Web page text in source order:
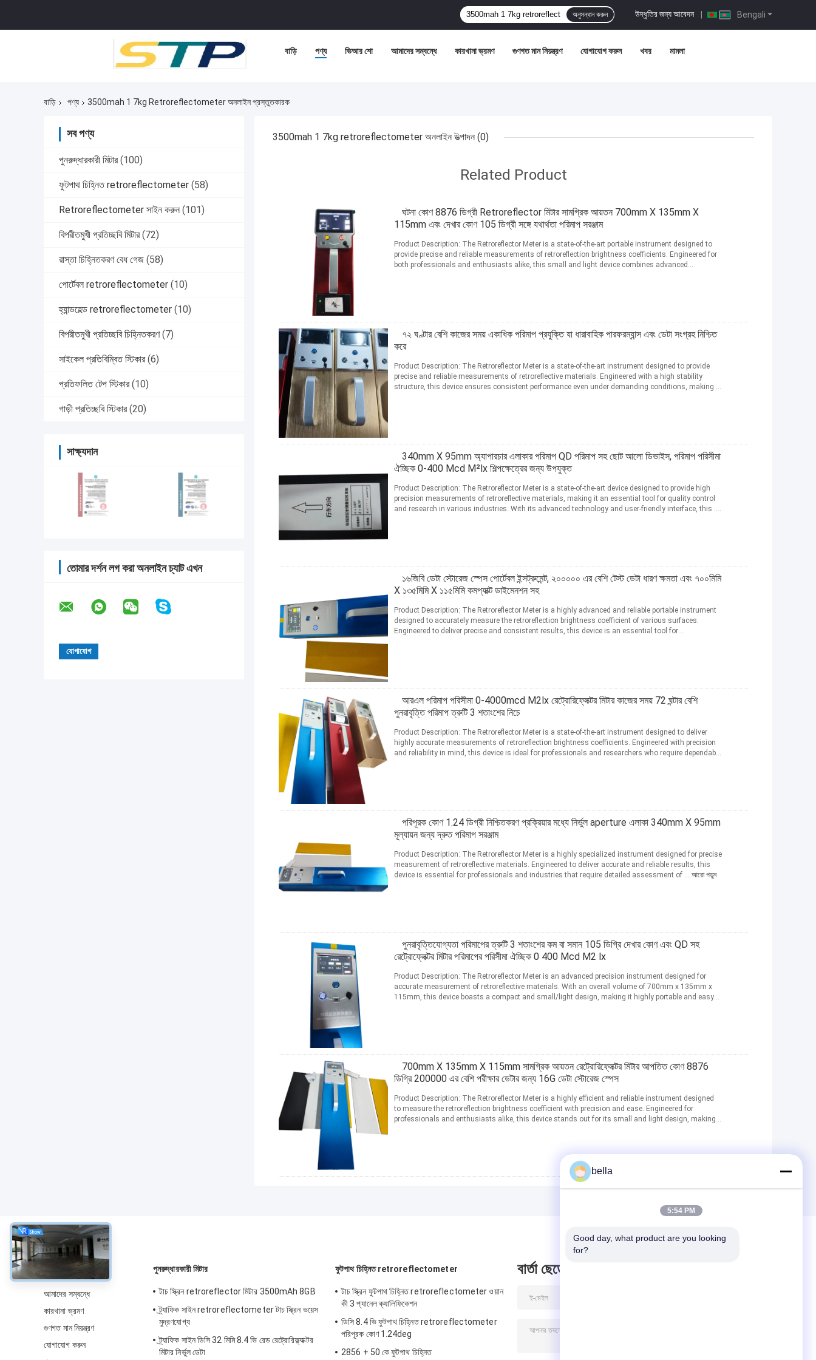
Bengali
উদ্ধৃতির জন্য আবেদন |
অনুসন্ধান করুন
বাড়ি পণ্য ভিআর শো আমাদের সম্বন্ধে কারখানা ভ্রমণ গুণগত মান নিয়ন্ত্রণ যোগাযোগ করুন খবর মামলা
বাড়ি পণ্য 3500mah 1 7kg Retroreflectometer অনলাইন প্রস্তুতকারক
সব পণ্য
পুনরুদ্ধারকারী মিটার (100)
ফুটপাথ চিহ্নিত retroreflectometer (58)
Retroreflectometer সাইন করুন (101)
বিপরীতমুখী প্রতিচ্ছবি মিটার (72)
রাস্তা চিহ্নিতকরণ বেধ গেজ (58)
পোর্টেবল retroreflectometer (10)
হ্যান্ডহেল্ড retroreflectometer (10)
বিপরীতমুখী প্রতিচ্ছবি চিহ্নিতকরণ (7)
সাইকেল প্রতিবিম্বিত স্টিকার (6)
প্রতিফলিত টেপ স্টিকার (10)
গাড়ী প্রতিচ্ছবি স্টিকার (20)
সাক্ষ্যদান
তোমার দর্শন লগ করা অনলাইন চ্যাট এখন
3500mah 1 7kg retroreflectometer অনলাইন উত্পাদন (0)
Related Product
ঘটনা কোণ 8876 ডিগ্রী Retroreflector মিটার সামগ্রিক আয়তন 700mm X 135mm X
115mm এবং দেখার কোণ 105 ডিগ্রী সঙ্গে যথার্থতা পরিমাপ সরঞ্জাম
Product Description: The Retroreflector Meter is a state-of-the-art portable instrument designed to
provide precise and reliable measurements of retroreflection brightness coefficients. Engineered for
both professionals and enthusiasts alike, this small and light device combines advanced
৭২ ঘণ্টার বেশি কাজের সময় একাধিক পরিমাপ প্রযুক্তি যা ধারাবাহিক পারফরম্যান্স এবং ডেটা সংগ্রহ নিশ্চিত
করে
Product Description: The Retroreflector Meter is a state-of-the-art instrument designed to provide
precise and reliable measurements of retroreflective materials. Engineered with a high stability
structure, this device ensures consistent performance even under demanding conditions, making it
340mm X 95mm অ্যাপারচার এলাকার পরিমাপ QD পরিমাপ সহ ছোট আলো ডিভাইস, পরিমাপ পরিসীমা
ঐচ্ছিক 0-400 Mcd M²lx শিল্পক্ষেত্রের জন্য উপযুক্ত
Product Description: The Retroreflector Meter is a state-of-the-art device designed to provide high
precision measurements of retroreflective materials, making it an essential tool for quality control
and research in various industries. With its advanced technology and user-friendly interface, this ...
১৬জিবি ডেটা স্টোরেজ স্পেস পোর্টেবল ইন্সট্রুমেন্ট, ২০০০০০ এর বেশি টেস্ট ডেটা ধারণ ক্ষমতা এবং ৭০০মিমি
X ১৩৫মিমি X ১১৫মিমি কমপ্যাক্ট ডাইমেনশন সহ
Product Description: The Retroreflector Meter is a highly advanced and reliable portable instrument
designed to accurately measure the retroreflection brightness coefficient of various surfaces.
Engineered to deliver precise and consistent results, this device is an essential tool for
আরএল পরিমাপ পরিসীমা 0-4000mcd M2lx রেট্রোরিফ্লেক্টর মিটার কাজের সময় 72 ঘন্টার বেশি
পুনরাবৃত্তি পরিমাপ ত্রুটি 3 শতাংশের নিচে
Product Description: The Retroreflector Meter is a state-of-the-art instrument designed to deliver
highly accurate measurements of retroreflection brightness coefficients. Engineered with precision
and reliability in mind, this device is ideal for professionals and researchers who require dependable
পরিপূরক কোণ 1.24 ডিগ্রী নিশ্চিতকরণ প্রক্রিয়ার মধ্যে নির্ভুল aperture এলাকা 340mm X 95mm
মূল্যায়ন জন্য দ্রুত পরিমাপ সরঞ্জাম
Product Description: The Retroreflector Meter is a highly specialized instrument designed for precise
measurement of retroreflective materials. Engineered to deliver accurate and reliable results, this
device is essential for professionals and industries that require detailed assessment of ... আরো পড়ুন
পুনরাবৃত্তিযোগ্যতা পরিমাপের ত্রুটি 3 শতাংশের কম বা সমান 105 ডিগ্রি দেখার কোণ এবং QD সহ
রেট্রোফ্লেক্টর মিটার পরিমাপের পরিসীমা ঐচ্ছিক 0 400 Mcd M2 lx
Product Description: The Retroreflector Meter is an advanced precision instrument designed for
accurate measurement of retroreflective materials. With an overall volume of 700mm x 135mm x
115mm, this device boasts a compact and small/light design, making it highly portable and easy
700mm X 135mm X 115mm সামগ্রিক আয়তন রেট্রোরিফ্লেক্টর মিটার আপতিত কোণ 8876
ডিগ্রি 200000 এর বেশি পরীক্ষার ডেটার জন্য 16G ডেটা স্টোরেজ স্পেস
Product Description: The Retroreflector Meter is a highly efficient and reliable instrument designed
to measure the retroreflection brightness coefficient with precision and ease. Engineered for
professionals and enthusiasts alike, this device stands out for its small and light design, making it
আমাদের সম্বন্ধে
কারখানা ভ্রমণ
গুণগত মান নিয়ন্ত্রণ
যোগাযোগ করুন
পুনরুদ্ধারকারী মিটার
টাচ স্ক্রিন retroreflector মিটার 3500mAh 8GB
ট্র্যাফিক সাইন retroreflectometer টাচ স্ক্রিন ভয়েস
মুদ্রণযোগ্য
ট্র্যাফিক সাইন ডিসি 32 মিমি 8.4 ভি রেড রেট্রোরিফ্ল্যাক্টর
মিটার নির্ভুল ডেটা
ফুটপাথ চিহ্নিত retroreflectometer
টাচ স্ক্রিন ফুটপাথ চিহ্নিত retroreflectometer ওয়ান
কী 3 প্যানেল ক্যালিফিকেশন
ডিসি 8.4 ভি ফুটপাথ চিহ্নিত retroreflectometer
পরিপূরক কোণ 1.24deg
2856 + 50 কে ফুটপাথ চিহ্নিত
বার্তা ছেড়ে
bella
5:54 PM
Good day, what product are you looking
for?